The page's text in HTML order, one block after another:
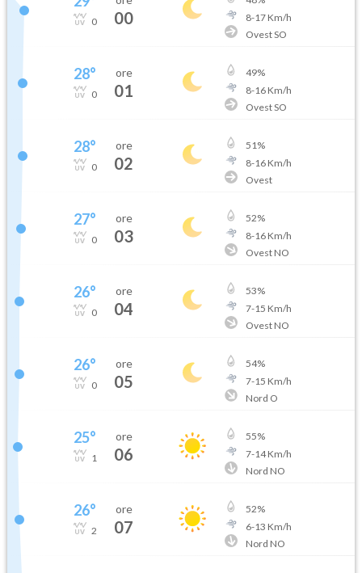
0 00
8-17Km/h
Ovest SO
28°
0
ore
01
49%
8-16Km/h
Ovest SO
28°
0
ore
02
51%
8-16Km/h
Ovest
27°
0
ore
03
52%
8-16Km/h
Ovest NO
26°
0
ore
04
53%
7-15 Km/h
Ovest NO
26°
0
ore
05
54%
7-15 Km/h
Nord O
25°
1
ore
06
55%
7-14Km/h
Nord NO
26°
2
ore
07
52%
6-13 Km/h
Nord NO